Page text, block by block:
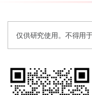
仅供研究使用。不得用